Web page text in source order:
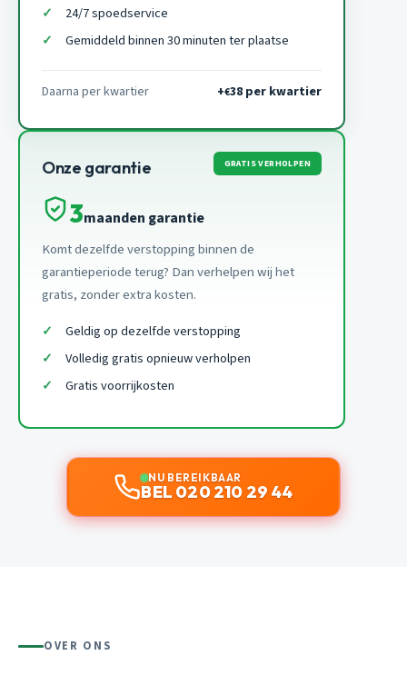
24/7 spoedservice
Gemiddeld binnen 30 minuten ter plaatse
Daarna per kwartier +€38 per kwartier
Onze garantie GRATIS VERHOLPEN
3maanden garantie
Komt dezelfde verstopping binnen de
garantieperiode terug? Dan verhelpen wij het
gratis, zonder extra kosten.
Geldig op dezelfde verstopping
Volledig gratis opnieuw verholpen
Gratis voorrijkosten
NU BEREIKBAAR
BEL 020 210 29 44
OVER ONS